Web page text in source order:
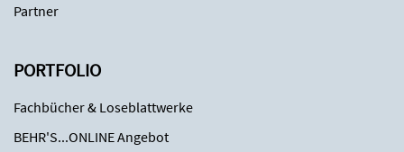
Partner
PORTFOLIO
Fachbücher & Loseblattwerke
BEHR'S...ONLINE Angebot